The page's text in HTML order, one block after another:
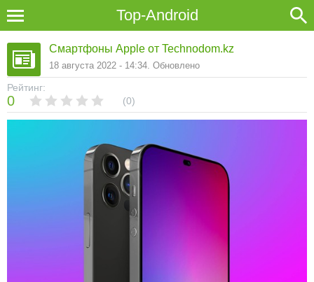
Top-Android
Рейтинг:
0 0
Смартфоны Apple от Technodom.kz
18 августа 2022 - 14:34. Обновлено